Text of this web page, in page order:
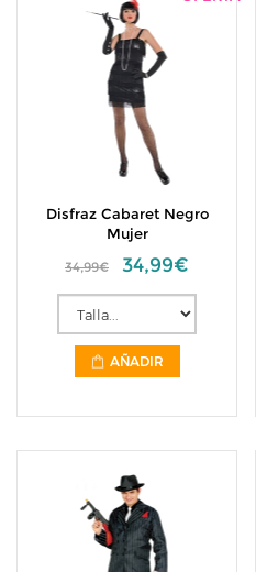
Disfraz Cabaret Negro
Mujer
34,99€ 34,99€
AÑADIR